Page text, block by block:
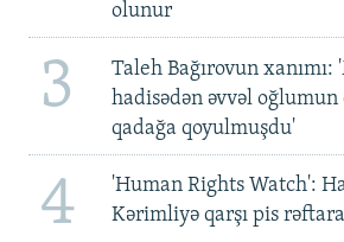
olunur
3
Taleh Bağırovun
hadisədən əvvəl oğlumun
qadağa qoyulmuşdu'
4
'Human Rights Watch':
Kərimliyə qarşı pis